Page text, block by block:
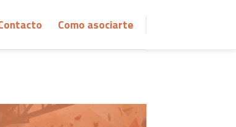
Como asociarte